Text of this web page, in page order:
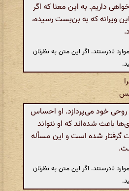
داریم. به این معنا که اگر
ویرانه که به بن‌بست رسیده،
نادرستند. اگر این متن به نظرتان
خود می‌پردازد. او احساس
باعث شده‌اند که او نتواند
گرفتار شده است و این مسأله
نادرستند. اگر این متن به نظرتان